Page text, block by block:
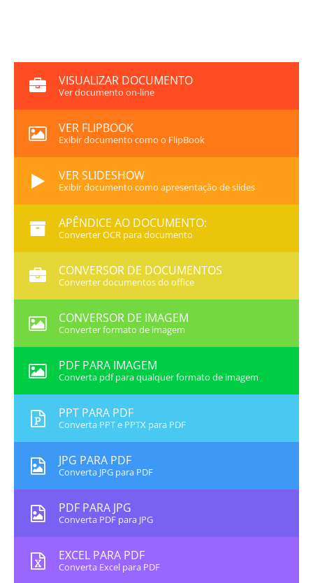
VISUALIZAR DOCUMENTO
Ver documento on-line
VER FLIPBOOK
Exibir documento como o FlipBook
VER SLIDESHOW
Exibir documento como apresentação de slides
APÊNDICE AO DOCUMENTO:
Converter OCR para documento
CONVERSOR DE DOCUMENTOS
Converter documentos do office
CONVERSOR DE IMAGEM
Converter formato de imagem
PDF PARA IMAGEM
Converta pdf para qualquer formato de imagem
PPT PARA PDF
Converta PPT e PPTX para PDF
JPG PARA PDF
Converta JPG para PDF
PDF PARA JPG
Converta PDF para JPG
EXCEL PARA PDF
Converta Excel para PDF